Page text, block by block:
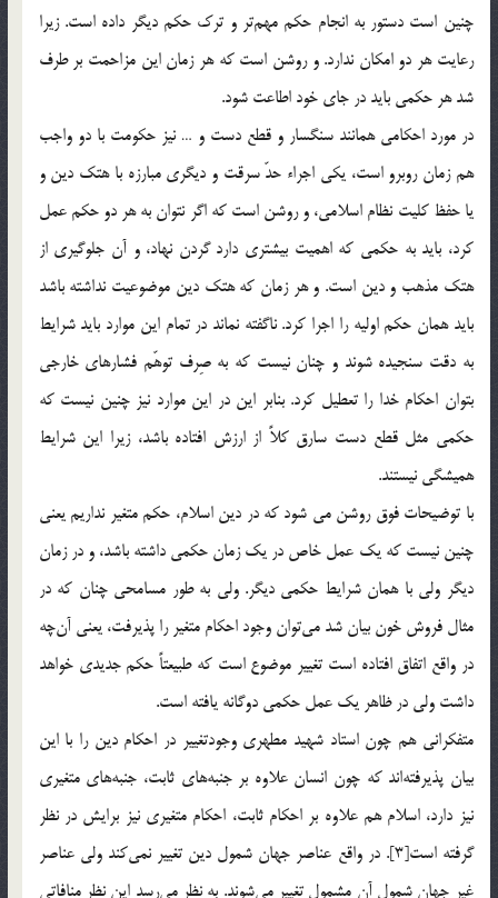
چنين است دستور به انجام حكم مهم‌تر و ترك حكم ديگر داده است. زيرا
رعايت هر دو امكان ندارد. و روشن است كه هر زمان اين مزاحمت بر طرف
شد هر حكمي بايد در جاي خود اطاعت شود.
در مورد احكامي همانند سنگسار و قطع دست و … نيز حكومت با دو واجب
هم زمان روبرو است، يكي اجراء حدّ سرقت و ديگري مبارزه با هتك دين و
يا حفظ كليت نظام اسلامي، و روشن است كه اگر نتوان به هر دو حكم عمل
كرد، بايد به حكمي كه اهميت بيشتري دارد گردن نهاد، و آن جلوگيري از
هتك مذهب و دين است. و هر زمان كه هتك دين موضوعيت نداشته باشد
بايد همان حكم اوليه را اجرا كرد. ناگفته نماند در تمام اين موارد بايد شرايط
به دقت سنجيده شوند و چنان نيست كه به صِرف توهّم فشار‌هاي خارجي
بتوان احكام خدا را تعطيل كرد. بنابر اين در اين موارد نيز چنين نيست كه
حكمي مثل قطع دست سارق كلاً از ارزش افتاده باشد، زيرا اين شرايط
هميشگي نيستند.
با توضيحات فوق روشن مي شود كه در دين اسلام، حكم متغير نداريم يعني
چنين نيست كه يك عمل خاص در يك زمان حكمي داشته باشد، و در زمان
ديگر ولي با همان شرايط حكمي ديگر. ولي به طور مسامحي چنان كه در
مثال فروش خون بيان شد مي‌توان وجود احكام متغير را پذيرفت، يعني آن‌چه
در واقع اتفاق افتاده است تغيير موضوع است كه طبيعتاً حكم جديدي خواهد
داشت ولي در ظاهر يك عمل حكمي دوگانه يافته است.
متفكراني هم ‌چون استاد شهيد مطهري وجودتغيير در احكام دين را با اين
بيان پذيرفته‌اند كه چون انسان علاوه بر جنبه‌هاي ثابت، جنبه‌هاي متغيري
نيز دارد، اسلام هم علاوه بر احكام ثابت، احكام متغيري نيز برايش در نظر
گرفته است[3]. در واقع عناصر جهان شمول دين تغيير نمي‌كند ولي عناصر
غير جهان شمول آن مشمول تغيير مي‌شوند. به نظر مي‌رسد اين نظر منافاتي